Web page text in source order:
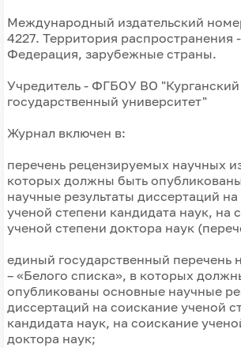
Международный издательский
4227. Территория распространения
Федерация, зарубежные страны.
Учредитель - ФГБОУ ВО "Курганский
государственный университет"
Журнал включен в:
перечень рецензируемых научных
которых должны быть
научные результаты диссертаций
ученой степени кандидата наук, на
ученой степени доктора наук
единый государственный перечень
– «Белого списка», в которых
опубликованы основные научные
диссертаций на соискание ученой
кандидата наук, на соискание
доктора наук;